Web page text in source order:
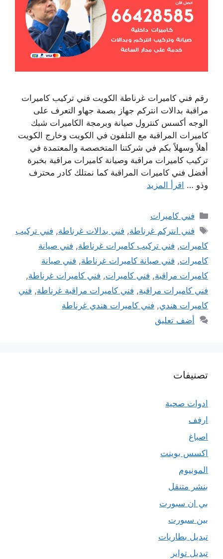
رقم فني كاميرات غرناطة الكويت فني تركيب كاميرات
مراقبة بدالات انتركم جهاز بصمة جهاو التعرف على
الوجه أكسس كنترول صيانة وبرمجة الكاميرات شبك
كاميرات المراقبة مع التلفون في الكويت وخارج الكويت
أهلاً وسهلاً بكم في شركتنا المتخصصة والمعتمدة في
تركيب كاميرات مراقبة وصيانة كاميرات مراقبة بخبرة
أفضل فني كاميرات المراقبة كما نمتلك كادر محترف
وذو … اقرأ المزيد
التصنيفات
فني كاميرات
الوسوم
فني انتركم غرناطة, فني بدالات غرناطة, فني تركيب
كاميرات, فني تركيب كاميرات غرناطة, فني صيانة
كاميرات, فني صيانة كاميرات غرناطة, فني صيانة
كاميرات مراقبة, فني كاميرات, فني كاميرات غرناطة,
فني كاميرات مراقبة, فني كاميرات مراقبة غرناطة, فني
كاميرات هندي, فني كاميرات هندي غرناطة
أضف تعليق
تصنيفات
ادوات صحية
ارفف
اصباغ
اكسس بوينت
المونيوم
بنشر متنقل
بي ان سبورت
بين سبورت
تبديل بطاريات
تبديل تواير